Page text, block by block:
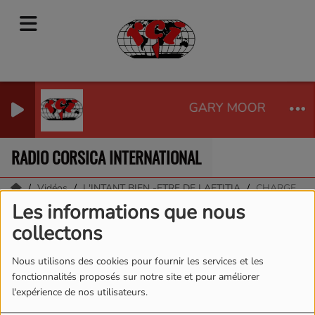
Les informations que nous
collectons
Nous utilisons des cookies pour fournir les services et les
fonctionnalités proposés sur notre site et pour améliorer
l'expérience de nos utilisateurs.
GARY MOORE -
RADIO CORSICA INTERNATIONAL
Vidéos L'INTANT BIEN -ETRE DE LAETITIA CHARGE MENTAL
CHARGE MENTAL